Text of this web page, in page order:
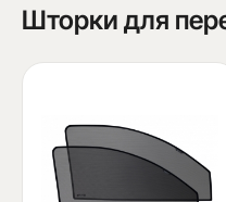
Шторки для